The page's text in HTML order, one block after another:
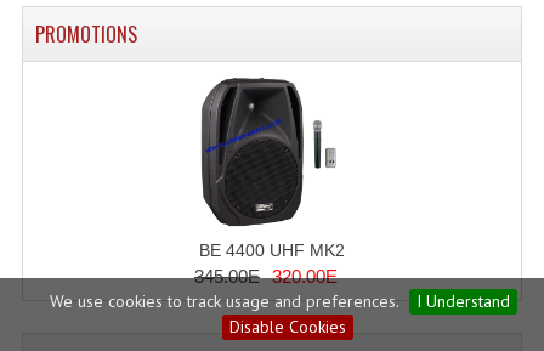
We use cookies to track usage and preferences.
I Understand
Disable Cookies
PROMOTIONS
BE 4400 UHF MK2
345.00E 320.00E